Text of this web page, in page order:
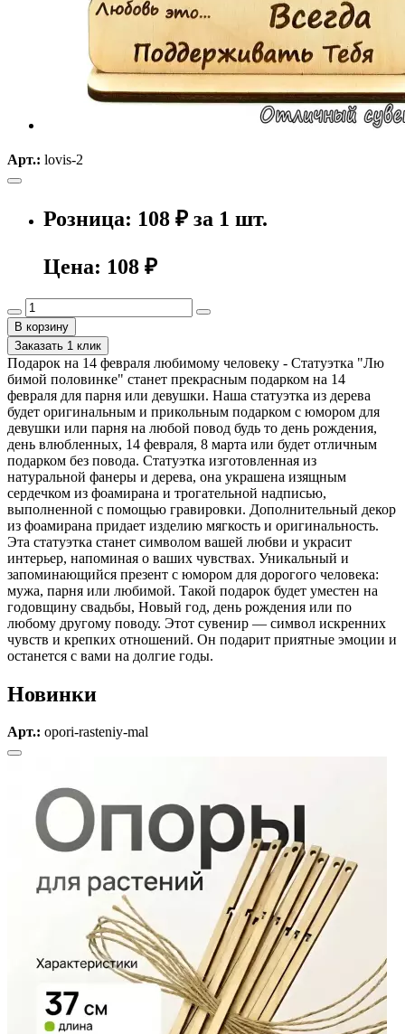
Арт.: lovis-2
Розница: 108 ₽ за 1 шт.
Цена: 108 ₽
В корзину
Заказать 1 клик
Подарок на 14 февраля любимому человеку - Статуэтка "Лю
бимой половинке" станет прекрасным подарком на 14
февраля для парня или девушки. Наша статуэтка из дерева
будет оригинальным и прикольным подарком с юмором для
девушки или парня на любой повод будь то день рождения,
день влюбленных, 14 февраля, 8 марта или будет отличным
подарком без повода. Статуэтка изготовленная из
натуральной фанеры и дерева, она украшена изящным
сердечком из фоамирана и трогательной надписью,
выполненной с помощью гравировки. Дополнительный декор
из фоамирана придает изделию мягкость и оригинальность.
Эта статуэтка станет символом вашей любви и украсит
интерьер, напоминая о ваших чувствах. Уникальный и
запоминающийся презент с юмором для дорогого человека:
мужа, парня или любимой. Такой подарок будет уместен на
годовщину свадьбы, Новый год, день рождения или по
любому другому поводу. Этот сувенир — символ искренних
чувств и крепких отношений. Он подарит приятные эмоции и
останется с вами на долгие годы.
Новинки
Арт.: opori-rasteniy-mal